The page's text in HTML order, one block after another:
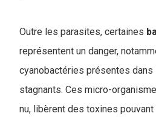
Outre les parasites, certaines
représentent un danger,
cyanobactéries présentes dans
stagnants. Ces micro-
nu, libèrent des toxines